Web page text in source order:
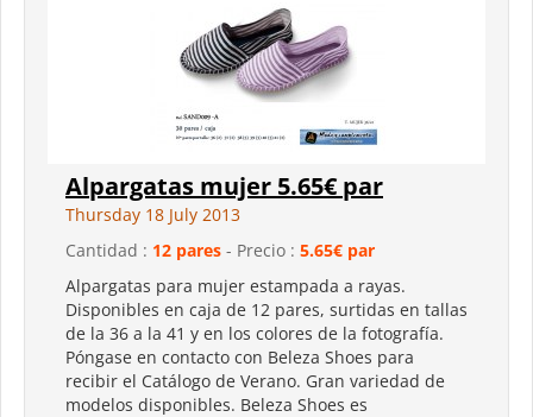
Alpargatas mujer 5.65€ par
Thursday 18 July 2013
Cantidad : 12 pares - Precio : 5.65€ par
Alpargatas para mujer estampada a rayas.
Disponibles en caja de 12 pares, surtidas en tallas
de la 36 a la 41 y en los colores de la fotografía.
Póngase en contacto con Beleza Shoes para
recibir el Catálogo de Verano. Gran variedad de
modelos disponibles. Beleza Shoes es